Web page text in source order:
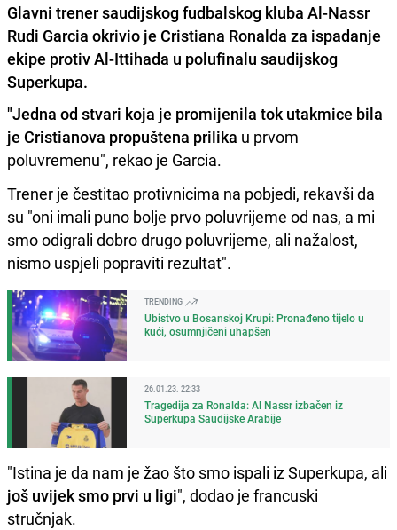
Glavni trener saudijskog fudbalskog kluba Al-Nassr
Rudi Garcia okrivio je Cristiana Ronalda za ispadanje
ekipe protiv Al-Ittihada u polufinalu saudijskog
Superkupa.
"Jedna od stvari koja je promijenila tok utakmice bila
je Cristianova propuštena prilika u prvom
poluvremenu", rekao je Garcia.
Trener je čestitao protivnicima na pobjedi, rekavši da
su "oni imali puno bolje prvo poluvrijeme od nas, a mi
smo odigrali dobro drugo poluvrijeme, ali nažalost,
nismo uspjeli popraviti rezultat".
TRENDING
Ubistvo u Bosanskoj Krupi: Pronađeno tijelo u
kući, osumnjičeni uhapšen
26.01.23. 22:33
Tragedija za Ronalda: Al Nassr izbačen iz
Superkupa Saudijske Arabije
"Istina je da nam je žao što smo ispali iz Superkupa, ali
još uvijek smo prvi u ligi", dodao je francuski
stručnjak.